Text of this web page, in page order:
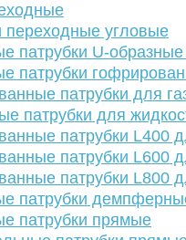
переходные угловые
патрубки U-
патрубки
патрубки для
патрубки для
патрубки L400
патрубки L600
патрубки L800
патрубки
патрубки прямые